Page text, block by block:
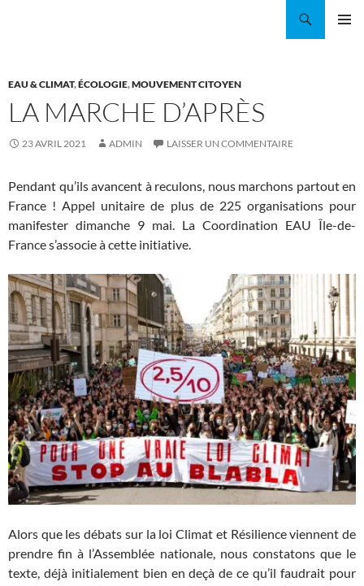
EAU & CLIMAT,ÉCOLOGIE,MOUVEMENT CITOYEN
LA MARCHE D’APRÈS
23 AVRIL 2021 ADMIN LAISSER UN COMMENTAIRE
Pendant qu’ils avancent à reculons, nous marchons partout en
France ! Appel unitaire de plus de 225 organisations pour
manifester dimanche 9 mai. La Coordination EAU Île-de-
France s’associe à cette initiative.
Alors que les débats sur la loi Climat et Résilience viennent de
prendre fin à l’Assemblée nationale, nous constatons que le
texte, déjà initialement bien en deçà de ce qu’il faudrait pour